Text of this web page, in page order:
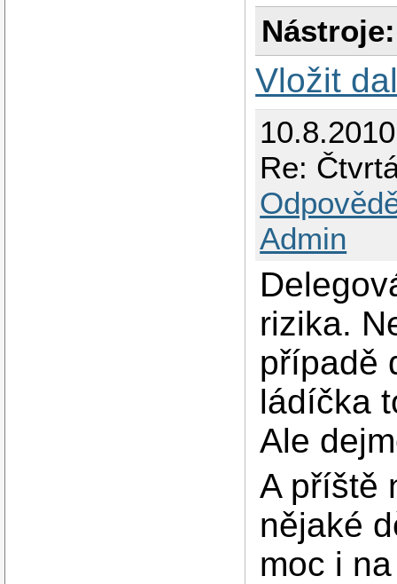
Nástroje:
Vložit
Re:
Admin
rizika.
případě
ládíčka
Ale
A příště
nějaké
moc i